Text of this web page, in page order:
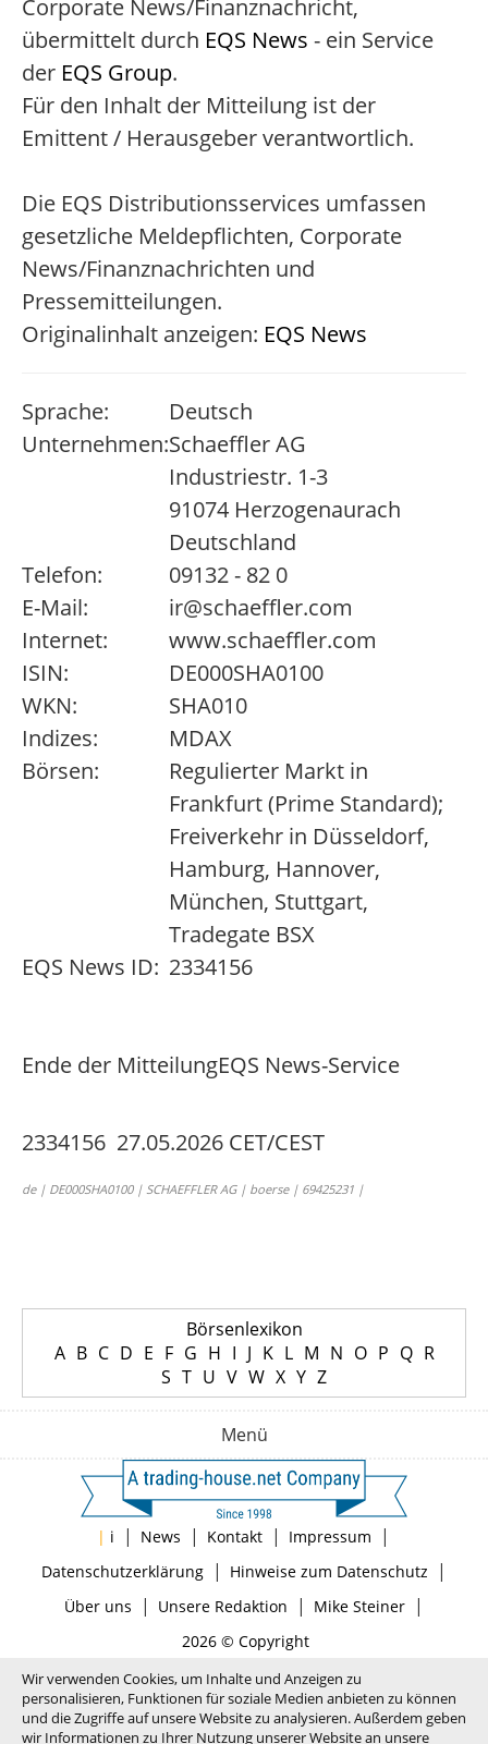
Corporate News/Finanznachricht,
übermittelt durch EQS News - ein Service
der EQS Group.
Für den Inhalt der Mitteilung ist der
Emittent / Herausgeber verantwortlich.
Die EQS Distributionsservices umfassen
gesetzliche Meldepflichten, Corporate
News/Finanznachrichten und
Pressemitteilungen.
Originalinhalt anzeigen: EQS News
Sprache:
Deutsch
Unternehmen:Schaeffler AG
Industriestr. 1-3
91074 Herzogenaurach
Deutschland
Telefon:
09132 - 82 0
E-Mail:
ir@schaeffler.com
Internet:
www.schaeffler.com
ISIN:
DE000SHA0100
WKN:
SHA010
Indizes:
MDAX
Börsen:
Regulierter Markt in
Frankfurt (Prime Standard);
Freiverkehr in Düsseldorf,
Hamburg, Hannover,
München, Stuttgart,
Tradegate BSX
EQS News ID: 2334156
Ende der MitteilungEQS News-Service
2334156 27.05.2026 CET/CEST
de | DE000SHA0100 | SCHAEFFLER AG | boerse | 69425231 |
Börsenlexikon
A B C D E F G H I J K L M N O P Q R
S T U V W X Y Z
Menü
| i | News | Kontakt | Impressum |
Datenschutzerklärung| Hinweise zum Datenschutz |
Über uns | Unsere Redaktion | Mike Steiner|
2026 © Copyright
Wir verwenden Cookies, um Inhalte und Anzeigen zu
personalisieren, Funktionen für soziale Medien anbieten zu können
und die Zugriffe auf unsere Website zu analysieren. Außerdem geben
wir Informationen zu Ihrer Nutzung unserer Website an unsere